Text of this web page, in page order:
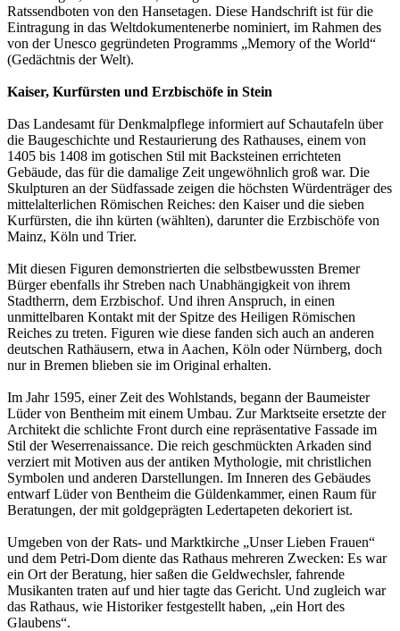
Ratssendboten von den Hansetagen. Diese Handschrift ist für die
Eintragung in das Weltdokumentenerbe nominiert, im Rahmen des
von der Unesco gegründeten Programms „Memory of the World“
(Gedächtnis der Welt).
Kaiser, Kurfürsten und Erzbischöfe in Stein
Das Landesamt für Denkmalpflege informiert auf Schautafeln über
die Baugeschichte und Restaurierung des Rathauses, einem von
1405 bis 1408 im gotischen Stil mit Backsteinen errichteten
Gebäude, das für die damalige Zeit ungewöhnlich groß war. Die
Skulpturen an der Südfassade zeigen die höchsten Würdenträger des
mittelalterlichen Römischen Reiches: den Kaiser und die sieben
Kurfürsten, die ihn kürten (wählten), darunter die Erzbischöfe von
Mainz, Köln und Trier.
Mit diesen Figuren demonstrierten die selbstbewussten Bremer
Bürger ebenfalls ihr Streben nach Unabhängigkeit von ihrem
Stadtherrn, dem Erzbischof. Und ihren Anspruch, in einen
unmittelbaren Kontakt mit der Spitze des Heiligen Römischen
Reiches zu treten. Figuren wie diese fanden sich auch an anderen
deutschen Rathäusern, etwa in Aachen, Köln oder Nürnberg, doch
nur in Bremen blieben sie im Original erhalten.
Im Jahr 1595, einer Zeit des Wohlstands, begann der Baumeister
Lüder von Bentheim mit einem Umbau. Zur Marktseite ersetzte der
Architekt die schlichte Front durch eine repräsentative Fassade im
Stil der Weserrenaissance. Die reich geschmückten Arkaden sind
verziert mit Motiven aus der antiken Mythologie, mit christlichen
Symbolen und anderen Darstellungen. Im Inneren des Gebäudes
entwarf Lüder von Bent­heim die Güldenkammer, einen Raum für
Beratungen, der mit goldgeprägten Ledertapeten dekoriert ist.
Umgeben von der Rats- und Marktkirche „Unser Lieben Frauen“
und dem Petri-Dom diente das Rathaus mehreren Zwecken: Es war
ein Ort der Beratung, hier saßen die Geldwechsler, fahrende
Musikanten traten auf und hier tagte das Gericht. Und zugleich war
das Rathaus, wie Historiker festgestellt haben, „ein Hort des
Glaubens“.